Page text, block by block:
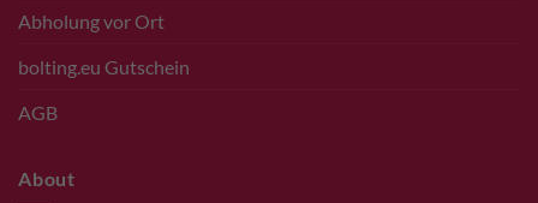
Abholung vor Ort
bolting.eu Gutschein
AGB
About